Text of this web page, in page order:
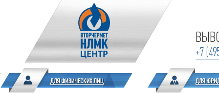
+7